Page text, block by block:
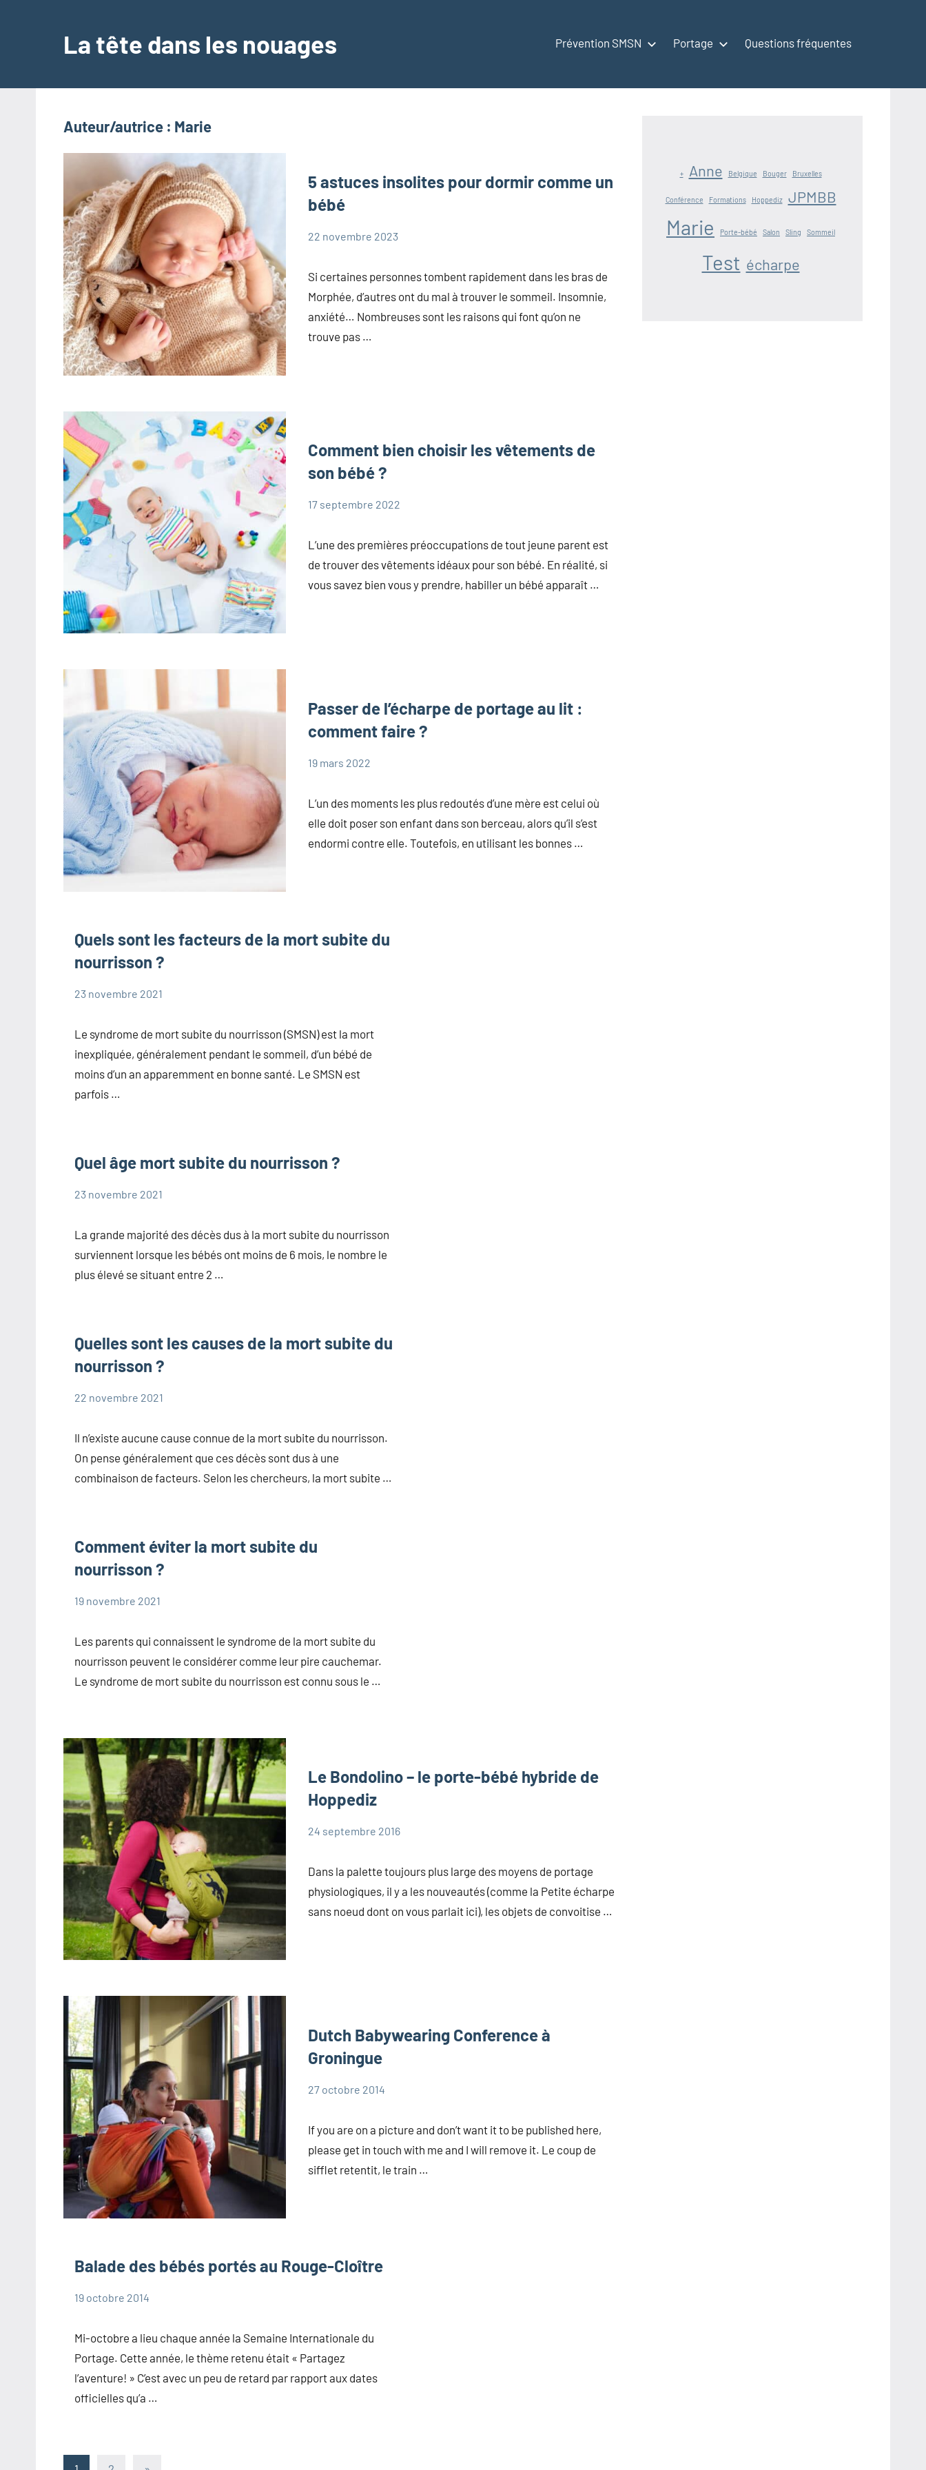
La tête dans les nouages Prévention SMSN Portage Questions fréquentes
Auteur/autrice : Marie
5 astuces insolites pour dormir comme un
bébé
22 novembre 2023
Si certaines personnes tombent rapidement dans les bras de
Morphée, d’autres ont du mal à trouver le sommeil. Insomnie,
anxiété… Nombreuses sont les raisons qui font qu’on ne
trouve pas …
Comment bien choisir les vêtements de
son bébé ?
17 septembre 2022
Marie
L’une des premières préoccupations de tout jeune parent est
de trouver des vêtements idéaux pour son bébé. En réalité, si
vous savez bien vous y prendre, habiller un bébé apparaît …
Passer de l’écharpe de portage au lit :
comment faire ?
19 mars 2022
L’un des moments les plus redoutés d’une mère est celui où
elle doit poser son enfant dans son berceau, alors qu’il s’est
endormi contre elle. Toutefois, en utilisant les bonnes …
Quels sont les facteurs de la mort subite du
nourrisson ?
sur la mort
subite du
nourrisson
23 novembre 2021
Le syndrome de mort subite du nourrisson (SMSN) est la mort
inexpliquée, généralement pendant le sommeil, d’un bébé de
moins d’un an apparemment en bonne santé. Le SMSN est
parfois …
Quel âge mort subite du nourrisson ?
sur la mort
subite du
nourrisson
23 novembre 2021
La grande majorité des décès dus à la mort subite du nourrisson
surviennent lorsque les bébés ont moins de 6 mois, le nombre le
plus élevé se situant entre 2 …
Quelles sont les causes de la mort subite du
nourrisson ?
sur la mort
subite du
nourrisson
22 novembre 2021
Il n’existe aucune cause connue de la mort subite du nourrisson.
On pense généralement que ces décès sont dus à une
combinaison de facteurs. Selon les chercheurs, la mort subite …
Comment éviter la mort subite du
nourrisson ?
sur la mort
subite du
nourrisson
19 novembre 2021
Les parents qui connaissent le syndrome de la mort subite du
nourrisson peuvent le considérer comme leur pire cauchemar.
Le syndrome de mort subite du nourrisson est connu sous le …
Le Bondolino – le porte-bébé hybride de
Hoppediz
24 septembre 2016
Dans la palette toujours plus large des moyens de portage
physiologiques, il y a les nouveautés (comme la Petite écharpe
sans noeud dont on vous parlait ici), les objets de convoitise …
Dutch Babywearing Conference à
Groningue
27 octobre 2014
If you are on a picture and don’t want it to be published here,
please get in touch with me and I will remove it. Le coup de
sifflet retentit, le train …
Balade des bébés portés au Rouge-Cloître
19 octobre 2014
Mi-octobre a lieu chaque année la Semaine Internationale du
Portage. Cette année, le thème retenu était « Partagez
l’aventure! » C’est avec un peu de retard par rapport aux dates
officielles qu’a …
+ Anne Belgique Bouger Bruxelles
Conférence Formations Hoppediz JPMBB
Marie Porte-bébé Salon Sling Sommeil
Test écharpe